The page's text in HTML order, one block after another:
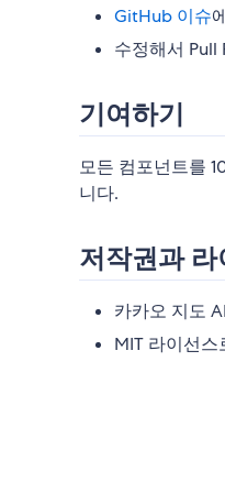
GitHub 이슈
수정해서 Pull
기여하기
모든 컴포넌트를
니다.
저작권과
카카오 지도
MIT 라이선